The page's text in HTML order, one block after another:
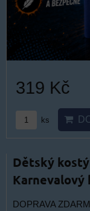
319 Kč
ks
Dětský
Karnevalový
DOPRAVA